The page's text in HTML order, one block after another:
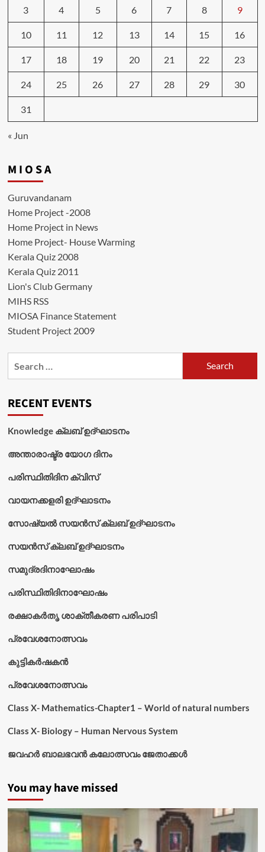
3 4 5 6 7 8 9
10 11 12 13 14 15 16
17 18 19 20 21 22 23
24 25 26 27 28 29 30
31
« Jun
M I O S A
Guruvandanam
Home Project -2008
Home Project in News
Home Project- House Warming
Kerala Quiz 2008
Kerala Quiz 2011
Lion's Club Germany
MIHS RSS
MIOSA Finance Statement
Student Project 2009
RECENT EVENTS
Knowledge ക്ലബ് ഉദ്‌ഘാടനം
അന്താരാഷ്ട്ര യോഗ ദിനം
പരിസ്ഥിതിദിന ക്വിസ്
വായനക്കളരി ഉദ്‌ഘാടനം
സോഷ്യൽ സയൻസ് ക്ലബ് ഉദ്‌ഘാടനം
സയൻസ് ക്ലബ് ഉദ്‌ഘാടനം
സമുദ്രദിനാഘോഷം
പരിസ്ഥിതിദിനാഘോഷം
രക്ഷാകർതൃ ശാക്തീകരണ പരിപാടി
പ്രവേശനോത്സവം
കുട്ടികര്‍ഷകന്‍
പ്രവേശനോത്സവം
Class X- Mathematics-Chapter1 – World of natural numbers
Class X- Biology – Human Nervous System
ജവഹർ ബാലഭവൻ കലോത്സവം ജേതാക്കൾ
You may have missed